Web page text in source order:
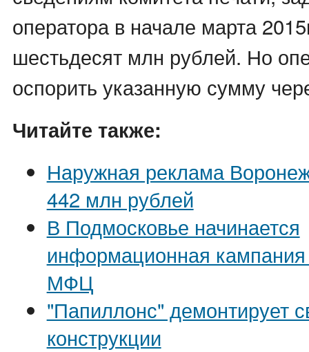
оператора в начале марта
шестьдесят млн рублей. Но
оспорить указанную сумму
Читайте также:
Наружная реклама
442 млн рублей
В Подмосковье начинается
информационная кампания
МФЦ
"Папиллонс" демонтирует
конструкции